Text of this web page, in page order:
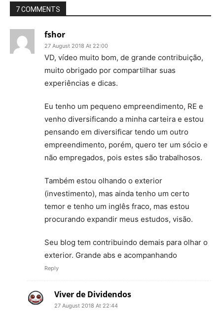
7 COMMENTS
fshor
27 August 2018 At 22:00
VD, vídeo muito bom, de grande contribuição,
muito obrigado por compartilhar suas
experiências e dicas.
Eu tenho um pequeno empreendimento, RE e
venho diversificando a minha carteira e estou
pensando em diversificar tendo um outro
empreendimento, porém, quero ter um sócio e
não empregados, pois estes são trabalhosos.
Também estou olhando o exterior
(investimento), mas ainda tenho um certo
temor e tenho um inglês fraco, mas estou
procurando expandir meus estudos, visão.
Seu blog tem contribuindo demais para olhar o
exterior. Grande abs e acompanhando
Reply
Viver de Dividendos
27 August 2018 At 22:44